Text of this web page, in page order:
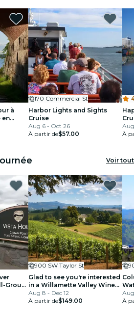
à
en
170 Commercial St
Harbor Lights and Sights
Cruise
Aug 6 - Oct 26
À partir de$57.00
À
Voir tout
Group
900 SW Taylor St
Glad to see you're interested
in a Willamette Valley Wine
Tasting Tour from Portland
Aug 8 - Dec 12
À partir de$149.00
À